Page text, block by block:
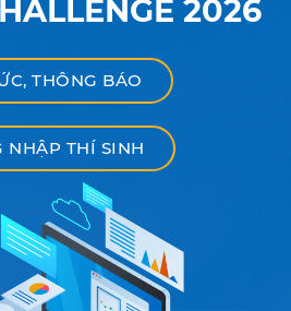
2026
THÔNG BÁO
NHẬP THÍ SINH